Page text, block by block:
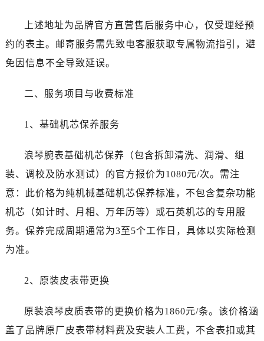
上述地址为品牌官方直营售后服务中心，仅受理经预
约的表主。邮寄服务需先致电客服获取专属物流指引，避
免因信息不全导致延误。
二、服务项目与收费标准
1、基础机芯保养服务
浪琴腕表基础机芯保养（包含拆卸清洗、润滑、组
装、调校及防水测试）的官方报价为1080元/次。需注
意：此价格为纯机械基础机芯保养标准，不包含复杂功能
机芯（如计时、月相、万年历等）或石英机芯的专用服
务。保养完成周期通常为3至5个工作日，具体以实际检测
为准。
2、原装皮表带更换
原装浪琴皮质表带的更换价格为1860元/条。该价格涵
盖了品牌原厂皮表带材料费及安装人工费，不含表扣或其